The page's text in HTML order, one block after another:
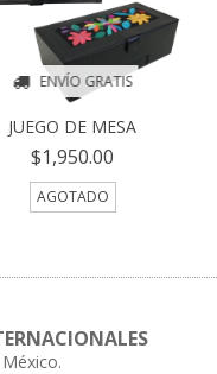
ENVÍO GRATIS
JUEGO DE MESA
$1,950.00
AGOTADO